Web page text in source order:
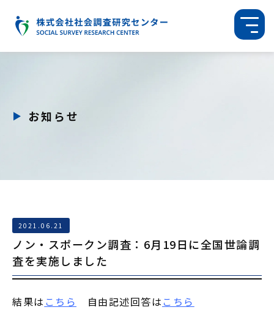
お知らせ
2021.06.21
ノン・スポークン調査：6月19日に全国世論調
査を実施しました
結果は こちら 自由記述回答は こちら